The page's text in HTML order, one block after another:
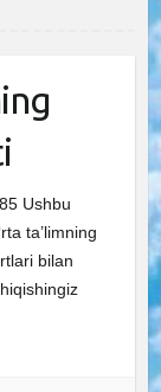
Ushbu
ta’limning
bilan